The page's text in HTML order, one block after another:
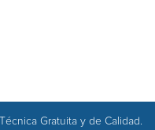
Gratuita y de Calidad.